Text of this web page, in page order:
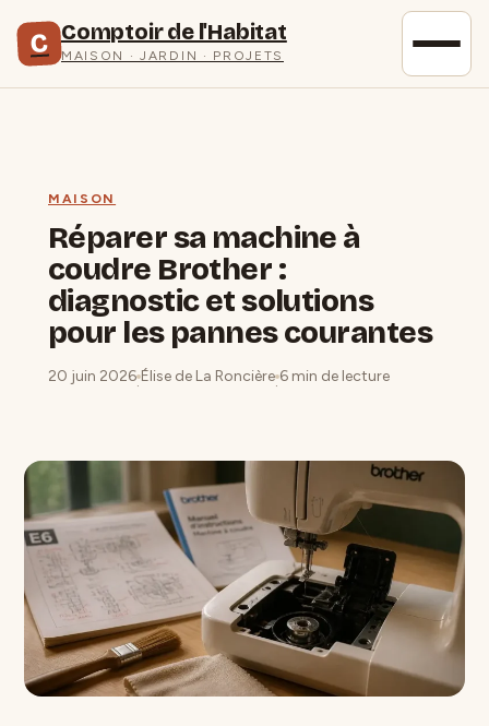
C Comptoir de l'Habitat
MAISON · JARDIN · PROJETS
MAISON
Réparer sa machine à
coudre Brother :
diagnostic et solutions
pour les pannes courantes
20 juin 2026
·
Élise de La Roncière
·
6 min de lecture